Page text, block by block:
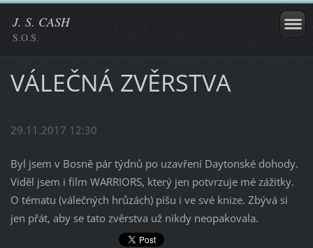
J. S. CASH
S.O.S.
VÁLEČNÁ ZVĚRSTVA
29.11.2017 12:30
Byl jsem v Bosně pár týdnů po uzavření Daytonské dohody.
Viděl jsem i film WARRIORS, který jen potvrzuje mé zážitky.
O tématu (válečných hrůzách) píšu i ve své knize. Zbývá si
jen přát, aby se tato zvěrstva už nikdy neopakovala.